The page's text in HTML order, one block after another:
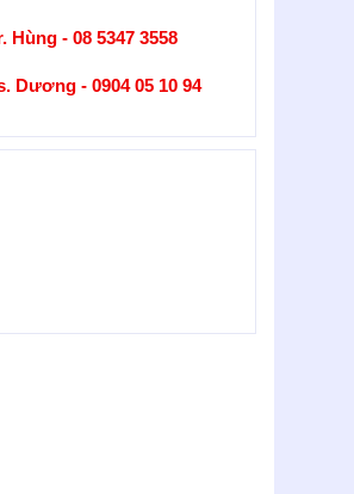
Hùng - 08 5347 3558
Dương - 0904 05 10 94